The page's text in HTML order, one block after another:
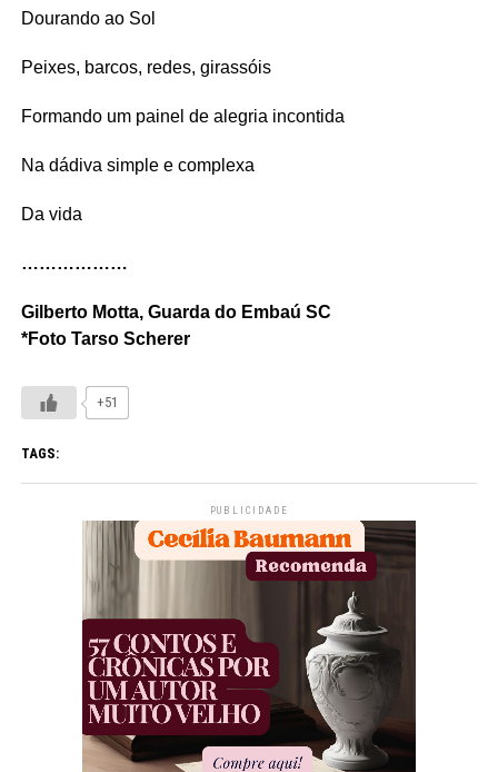
Dourando ao Sol
Peixes, barcos, redes, girassóis
Formando um painel de alegria incontida
Na dádiva simple e complexa
Da vida
………………
Gilberto Motta, Guarda do Embaú SC
*Foto Tarso Scherer
+51
TAGS:
PUBLICIDADE